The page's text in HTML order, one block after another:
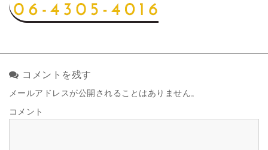
コメントを残す
メールアドレスが公開されることはありません。
コメント